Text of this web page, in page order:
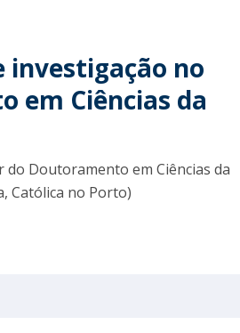
investigação no
em Ciências da
do Doutoramento em Ciências da
Católica no Porto)